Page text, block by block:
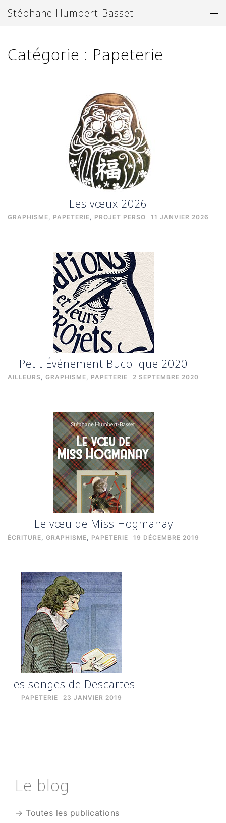
auStéphane Humbert-Basset
Catégorie : Papeterie
Les vœux 2026
GRAPHISME, PAPETERIE, PROJET PERSO 11 JANVIER 2026
Petit Événement Bucolique 2020
AILLEURS , GRAPHISME, PAPETERIE 2 SEPTEMBRE 2020
Le vœu de Miss Hogmanay
ÉCRITURE, GRAPHISME, PAPETERIE 19 DÉCEMBRE 2019
Les songes de Descartes
PAPETERIE 23 JANVIER 2019
Le blog
→ Toutes les publications